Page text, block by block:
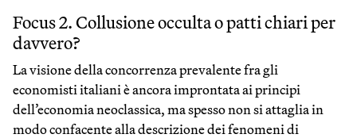
Focus 2. Collusione occulta o patti chiari per
davvero?
La visione della concorrenza prevalente fra gli
economisti italiani è ancora improntata ai principi
dell’economia neoclassica, ma spesso non si attaglia in
modo confacente alla descrizione dei fenomeni di